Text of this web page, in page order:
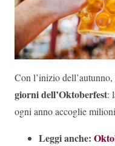
Con l’inizio
giorni dell’Oktoberfest:
ogni anno accoglie
Leggi anche: